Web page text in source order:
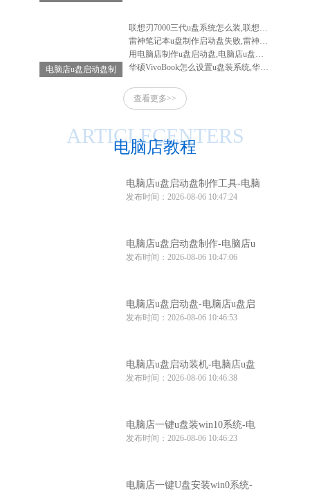
电脑店u盘启动盘制
联想刃7000三代u盘系统怎么装,联想刃7000怎么重装系统
雷神笔记本u盘制作启动盘失败,雷神笔记本u盘启动不了
用电脑店制作u盘启动盘,电脑店u盘启动盘制作工具教程
华硕VivoBook怎么设置u盘装系统,华硕vivobook如何重装系统
查看更多>>
电脑店教程
ARTICLECENTERS
电脑店u盘启动盘制作工具-电脑
店u盘启动装机工具
发布时间：2026-08-06 10:47:24
电脑店u盘启动盘制作-电脑店u
盘启动工具怎么用
发布时间：2026-08-06 10:47:06
电脑店u盘启动盘-电脑店u盘启
动盘制作步骤
发布时间：2026-08-06 10:46:53
电脑店u盘启动装机-电脑店u盘
启动装机工具推荐
发布时间：2026-08-06 10:46:38
电脑店一键u盘装win10系统-电
脑店win10系统一键u盘安装
发布时间：2026-08-06 10:46:23
电脑店一键U盘安装win0系统-